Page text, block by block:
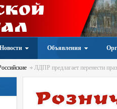
Новости Объявления
ЛДПР предлагает перенести